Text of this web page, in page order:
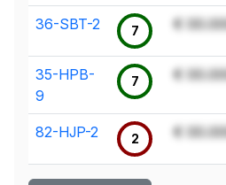
36-SBT-2 7 €
35-HPB-
9
7 €
82-HJP-2 2 €